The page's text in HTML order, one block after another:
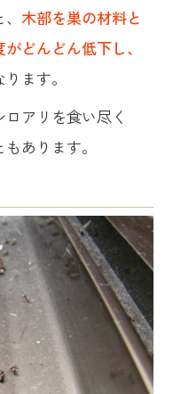
、木部を巣の材料と
どんどん低下し、
ます。
アリを食い尽く
あります。